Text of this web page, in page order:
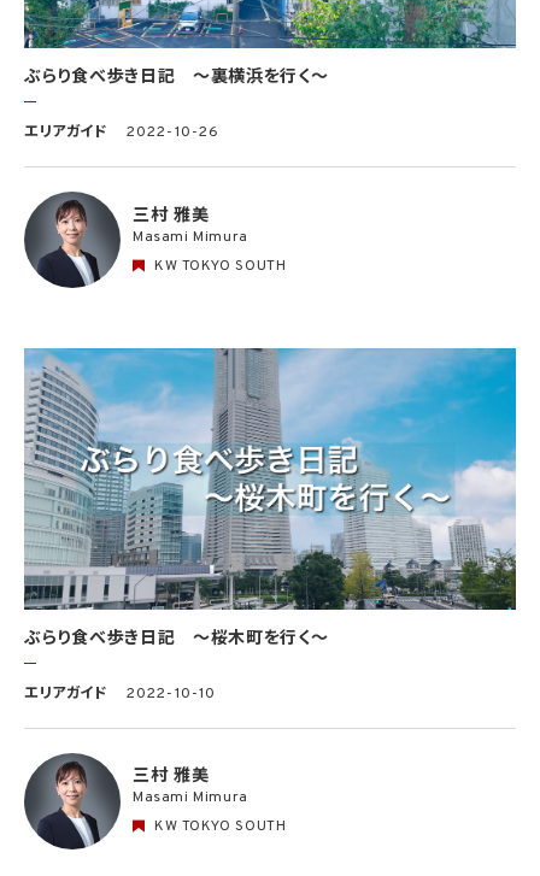
ぶらり食べ歩き日記 〜裏横浜を行く〜
エリアガイド 2022-10-26
三村 雅美
Masami Mimura
KW TOKYO SOUTH
ぶらり食べ歩き日記 〜桜木町を行く〜
エリアガイド 2022-10-10
三村 雅美
Masami Mimura
KW TOKYO SOUTH